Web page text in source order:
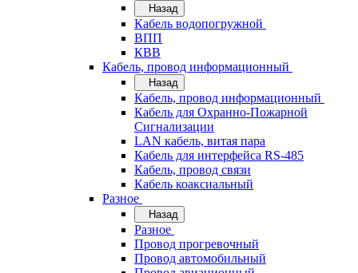
Назад
Кабель водопогружной
ВПП
КВВ
Кабель, провод информационный
Назад
Кабель, провод информационный
Кабель для Охранно-Пожарной
Сигнализации
LAN кабель, витая пара
Кабель для интерфейса RS-485
Кабель, провод связи
Кабель коаксиальный
Разное
Назад
Разное
Провод прогревочный
Провод автомобильный